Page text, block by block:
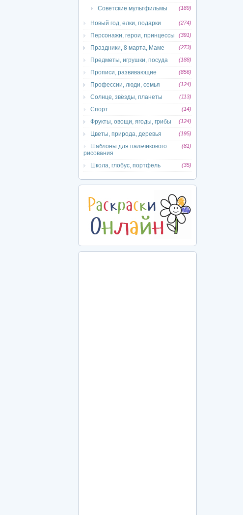
Советские мультфильмы (189)
Новый год, елки, подарки (274)
Персонажи, герои, принцессы (391)
Праздники, 8 марта, Маме (273)
Предметы, игрушки, посуда (188)
Прописи, развивающие (856)
Профессии, люди, семья (124)
Солнце, звёзды, планеты (113)
Спорт (14)
Фрукты, овощи, ягоды, грибы (124)
Цветы, природа, деревья (195)
Шаблоны для пальчикового
рисования
(81)
Школа, глобус, портфель (35)